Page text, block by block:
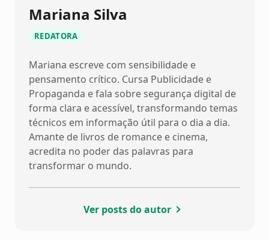
Mariana Silva
REDATORA
Mariana escreve com sensibilidade e
pensamento crítico. Cursa Publicidade e
Propaganda e fala sobre segurança digital de
forma clara e acessível, transformando temas
técnicos em informação útil para o dia a dia.
Amante de livros de romance e cinema,
acredita no poder das palavras para
transformar o mundo.
Ver posts do autor